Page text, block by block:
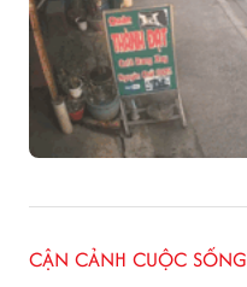
CẬN CẢNH CUỘC SỐNG